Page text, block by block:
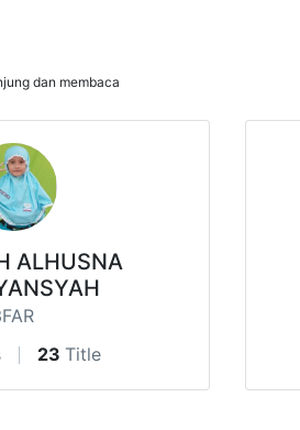
dan membaca
ALHUSNA
23 Title